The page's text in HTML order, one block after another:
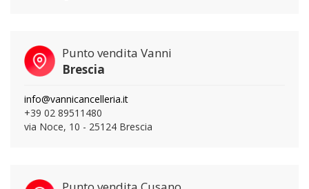
Punto vendita Vanni
Brescia
info@vannicancelleria.it
+39 02 89511480
via Noce, 10 - 25124 Brescia